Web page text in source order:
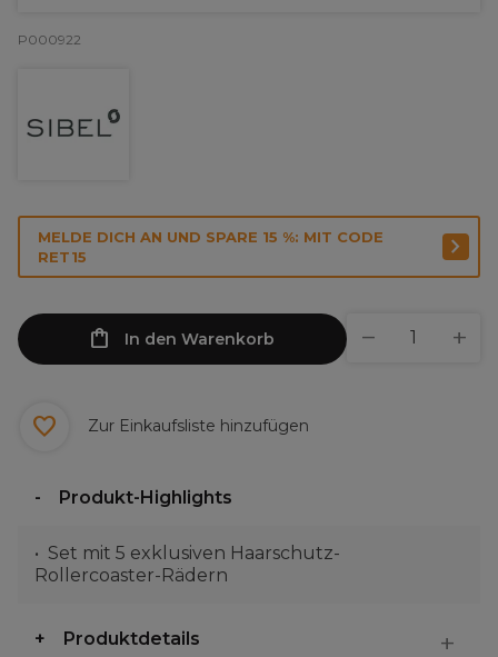
P000922
MELDE DICH AN UND SPARE 15 %: MIT CODE
RET15
In den Warenkorb
Zur Einkaufsliste hinzufügen
Produkt-Highlights
Set mit 5 exklusiven Haarschutz-
Rollercoaster-Rädern
Produktdetails